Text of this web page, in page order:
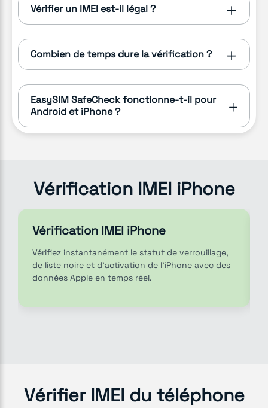
Vérifier un IMEI est-il légal ?
Combien de temps dure la vérification ?
EasySIM SafeCheck fonctionne-t-il pour
Android et iPhone ?
Vérification IMEI iPhone
Vérification IMEI iPhone
Vérifiez instantanément le statut de verrouillage,
de liste noire et d’activation de l’iPhone avec des
données Apple en temps réel.
Vérifier IMEI du téléphone